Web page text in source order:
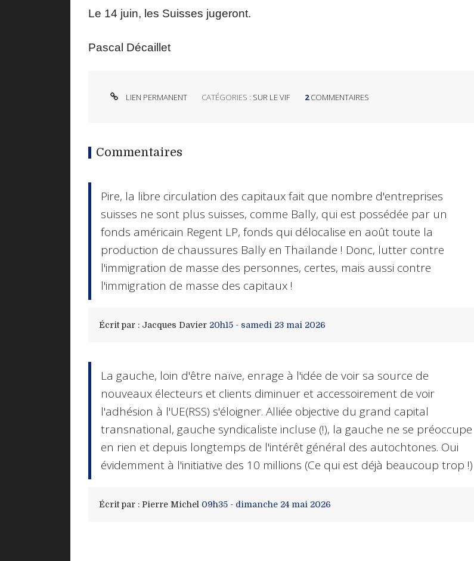
Le 14 juin, les Suisses jugeront.
Pascal Décaillet
LIEN PERMANENT CATÉGORIES : SUR LE VIF 2 COMMENTAIRES
Commentaires
Pire, la libre circulation des capitaux fait que nombre d'entreprises
suisses ne sont plus suisses, comme Bally, qui est possédée par un
fonds américain Regent LP, fonds qui délocalise en août toute la
production de chaussures Bally en Thaïlande ! Donc, lutter contre
l'immigration de masse des personnes, certes, mais aussi contre
l'immigration de masse des capitaux !
Écrit par : Jacques Davier 20h15- samedi 23 mai 2026
La gauche, loin d'être naïve, enrage à l'idée de voir sa source de
nouveaux électeurs et clients diminuer et accessoirement de voir
l'adhésion à l'UE(RSS) s'éloigner. Alliée objective du grand capital
transnational, gauche syndicaliste incluse (!), la gauche ne se préoccupe
en rien et depuis longtemps de l'intérêt général des autochtones. Oui
évidemment à l'initiative des 10 millions (Ce qui est déjà beaucoup trop !)
Écrit par : Pierre Michel 09h35- dimanche 24 mai 2026